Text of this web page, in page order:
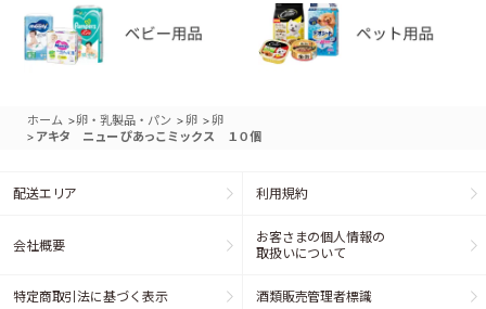
ホーム >卵・乳製品・パン >卵 >卵
> アキタ ニュー ぴあっこミックス １０個
配送エリア 利用規約
会社概要
お客さまの個人情報の
取扱いについて
特定商取引法に基づく表示 酒類販売管理者標識